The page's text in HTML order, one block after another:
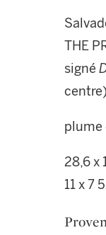
THE
signé
centre)
plume
28,6 x
11 x 7